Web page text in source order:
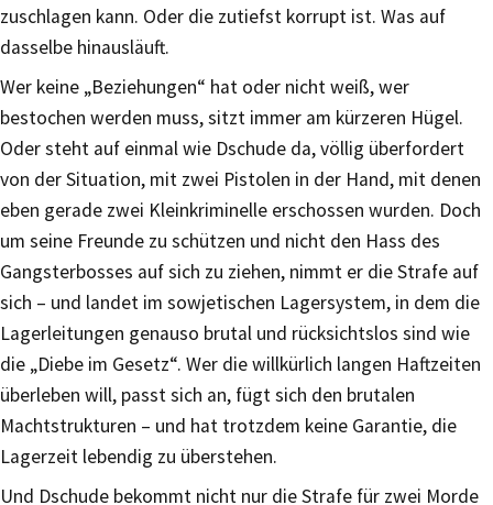
zuschlagen kann. Oder die zutiefst korrupt ist. Was auf
dasselbe hinausläuft.
Wer keine „Beziehungen“ hat oder nicht weiß, wer
bestochen werden muss, sitzt immer am kürzeren Hügel.
Oder steht auf einmal wie Dschude da, völlig überfordert
von der Situation, mit zwei Pistolen in der Hand, mit denen
eben gerade zwei Kleinkriminelle erschossen wurden. Doch
um seine Freunde zu schützen und nicht den Hass des
Gangsterbosses auf sich zu ziehen, nimmt er die Strafe auf
sich – und landet im sowjetischen Lagersystem, in dem die
Lagerleitungen genauso brutal und rücksichtslos sind wie
die „Diebe im Gesetz“. Wer die willkürlich langen Haftzeiten
überleben will, passt sich an, fügt sich den brutalen
Machtstrukturen – und hat trotzdem keine Garantie, die
Lagerzeit lebendig zu überstehen.
Und Dschude bekommt nicht nur die Strafe für zwei Morde